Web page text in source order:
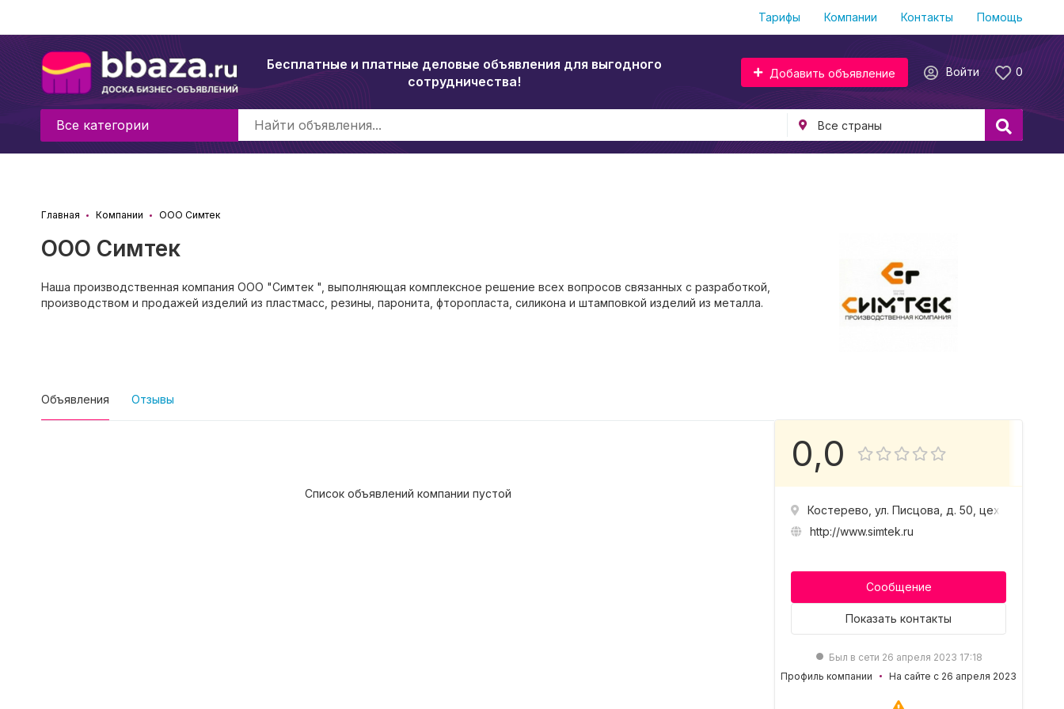
Тарифы Компании Контакты Помощь
Бесплатные и платные деловые объявления для выгодного
сотрудничества!
0
Войти
Добавить объявление
Все категории
Главная Компании ООО Симтек
ООО Симтек
Наша производственная компания ООО "Симтек ", выполняющая комплексное решение всех вопросов связанных с разработкой,
производством и продажей изделий из пластмасс, резины, паронита, фторопласта, силикона и штамповкой изделий из металла.
Объявления Отзывы
Список объявлений компании пустой
0,0
Костерево, ул. Писцова, д. 50, цех 4
http://www.simtek.ru
Сообщение
Показать контакты
Был в сети 26 апреля 2023 17:18
Профиль компании
На сайте с 26 апреля 2023